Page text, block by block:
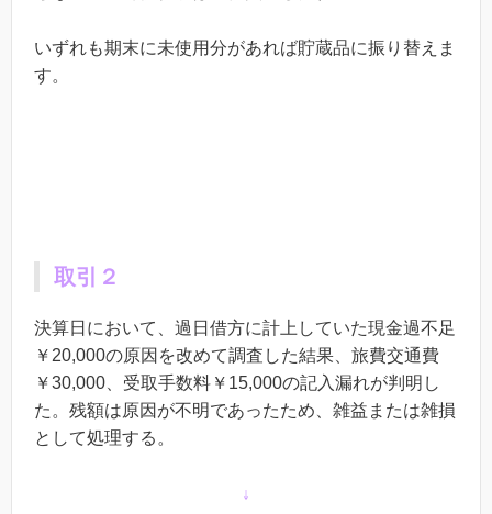
いずれも期末に未使用分があれば貯蔵品に振り替えま
す。
取引２
決算日において、過日借方に計上していた現金過不足
￥20,000の原因を改めて調査した結果、旅費交通費
￥30,000、受取手数料￥15,000の記入漏れが判明し
た。残額は原因が不明であったため、雑益または雑損
として処理する。
↓